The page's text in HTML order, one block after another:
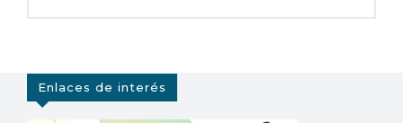
Enlaces de interés